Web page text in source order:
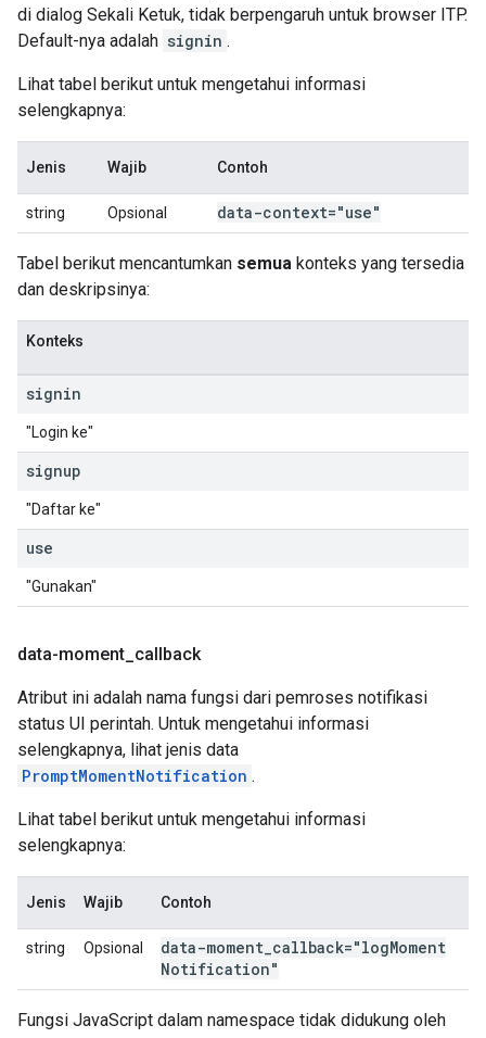
di dialog Sekali Ketuk, tidak berpengaruh untuk browser ITP.
Default-nya adalah signin .
Lihat tabel berikut untuk mengetahui informasi
selengkapnya:
Jenis Wajib Contoh
string Opsional data-context="use"
Tabel berikut mencantumkan semua konteks yang tersedia
dan deskripsinya:
Konteks
signin
"Login ke"
signup
"Daftar ke"
use
"Gunakan"
data-moment callback
Atribut ini adalah nama fungsi dari pemroses notifikasi
status UI perintah. Untuk mengetahui informasi
selengkapnya, lihat jenis data
PromptMomentNotification .
Lihat tabel berikut untuk mengetahui informasi
selengkapnya:
Jenis Wajib Contoh
string Opsional data-moment callback="logMoment
Notification"
Fungsi JavaScript dalam namespace tidak didukung oleh